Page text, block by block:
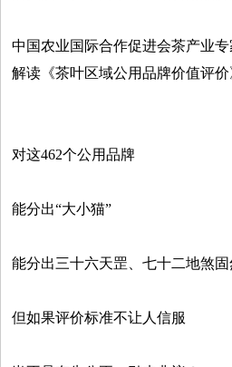
中国农业国际合作促进会茶产业
解读《茶叶区域公用品牌价值评价
对这462个公用品牌
能分出“大小猫”
能分出三十六天罡、七十二地煞
但如果评价标准不让人信服